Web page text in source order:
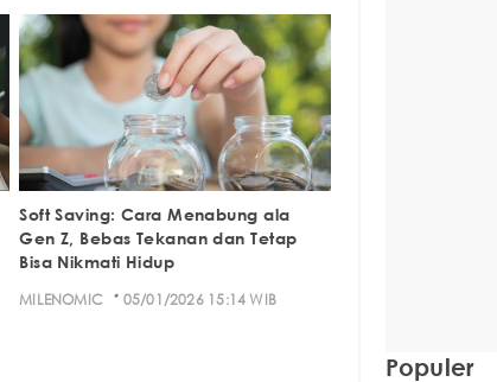
Soft Saving: Cara Menabung ala
Gen Z, Bebas Tekanan dan Tetap
Bisa Nikmati Hidup
MILENOMIC · 05/01/2026 15:14 WIB
Populer